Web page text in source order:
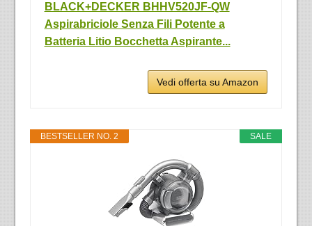
BLACK+DECKER BHHV520JF-QW
Aspirabriciole Senza Fili Potente a
Batteria Litio Bocchetta Aspirante...
Vedi offerta su Amazon
SALE
BESTSELLER NO. 2